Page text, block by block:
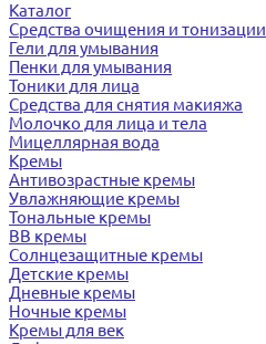
Каталог
Средства очищения и тонизации
Гели для умывания
Пенки для умывания
Тоники для лица
Средства для снятия макияжа
Молочко для лица и тела
Мицеллярная вода
Кремы
Антивозрастные кремы
Увлажняющие кремы
Тональные кремы
BB кремы
Солнцезащитные кремы
Детские кремы
Дневные кремы
Ночные кремы
Кремы для век